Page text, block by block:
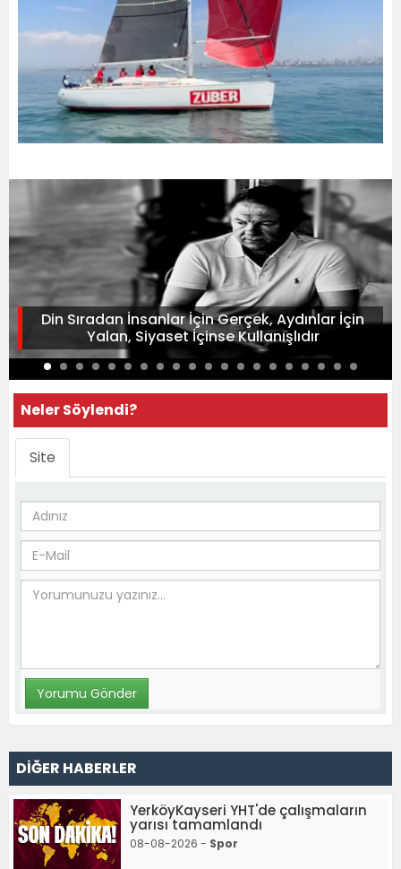
Din Sıradan İnsanlar İçin Gerçek, Aydınlar İçin
Yalan, Siyaset İçinse Kullanışlıdır
Neler Söylendi?
Site
DİĞER HABERLER
YerköyKayseri YHT'de çalışmaların
yarısı tamamlandı
08-08-2026 - Spor